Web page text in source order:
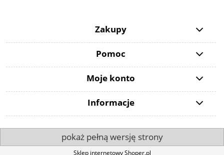
Zakupy
Pomoc
Moje konto
Informacje
pokaż pełną wersję strony
Sklep internetowy Shoper.pl